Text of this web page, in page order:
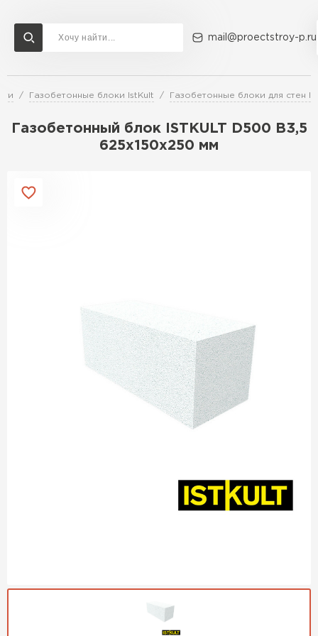
mail@proectstroy-p.ru
Газобетонные блоки IstKult Газобетонные блоки для стен
Газобетонный блок ISTKULT D500 B3,5
625х150х250 мм
Доставка и оплата Акции О компании Контакты
Перейти в каталог
Газобетон (ЕвроАэроБетон)
ПЕРЕЙТИ
Газобетон Аэрок
Газобетон Могилевский КСИ
Газобетон Бонолит
Газобетон Могилевский
Газосиликат
Газобетон ЛСР